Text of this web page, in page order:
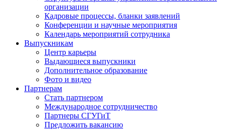
организации
Кадровые процессы, бланки заявлений
Конференции и научные мероприятия
Календарь мероприятий сотрудника
Выпускникам
Центр карьеры
Выдающиеся выпускники
Дополнительное образование
Фото и видео
Партнерам
Стать партнером
Международное сотрудничество
Партнеры СГУГиТ
Предложить вакансию